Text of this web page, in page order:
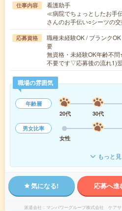
仕事内容
看護助手
≪病院でちょっとしたお手
さんのお手伝い○シーツの
応募資格
職種未経験OK / ブランク
要
無資格・未経験OK年齢不
不要です▽応募後の流れ1)
職場の雰囲気
年齢層
20代
30代
男女比率
女性
もっと
気になる! 応募へ進
派遣会社 マンパワーグループ株式会社 ケア